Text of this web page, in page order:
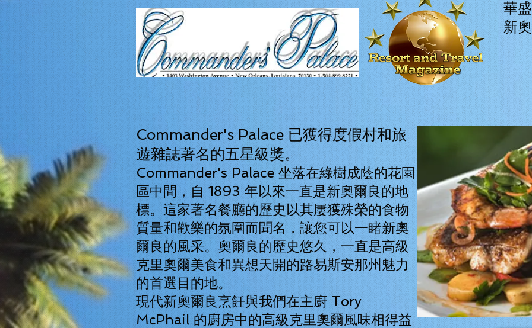
華
新
Commander's Palace 已獲得度假村和旅
遊雜誌著名的五星級獎。
Commander's Palace 坐落在綠樹成蔭的花園
區中間，自 1893 年以來一直是新奧爾良的地
標。這家著名餐廳的歷史以其屢獲殊榮的食物
質量和歡樂的氛圍而聞名，讓您可以一睹新奧
爾良的風采。奧爾良的歷史悠久，一直是高級
克里奧爾美食和異想天開的路易斯安那州魅力
的首選目的地。
現代新奧爾良烹飪與我們在主廚 Tory
McPhail 的廚房中的高級克里奧爾風味相得益